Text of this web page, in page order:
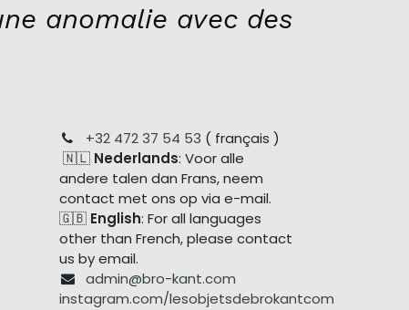
anomalie avec des
+32 472 37 54 53 ( français )
🇳🇱 Nederlands: Voor alle
andere talen dan Frans, neem
contact met ons op via e-mail.
🇬🇧 English: For all languages
other than French, please contact
us by email.
admin@bro-kant.com
instagram.com/lesobjetsdebrokantcom